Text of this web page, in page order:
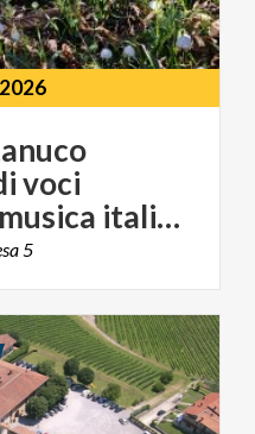
voci
femminili della musica italiana
5